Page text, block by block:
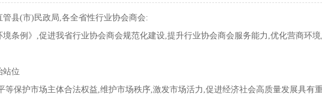
县(市)民政局,各全省性行业协会商会:
例》,促进我省行业协会商会规范化建设,提升行业协会商会服务能力,优化营商环
位
护市场主体合法权益,维护市场秩序,激发市场活力,促进经济社会高质量发展具有